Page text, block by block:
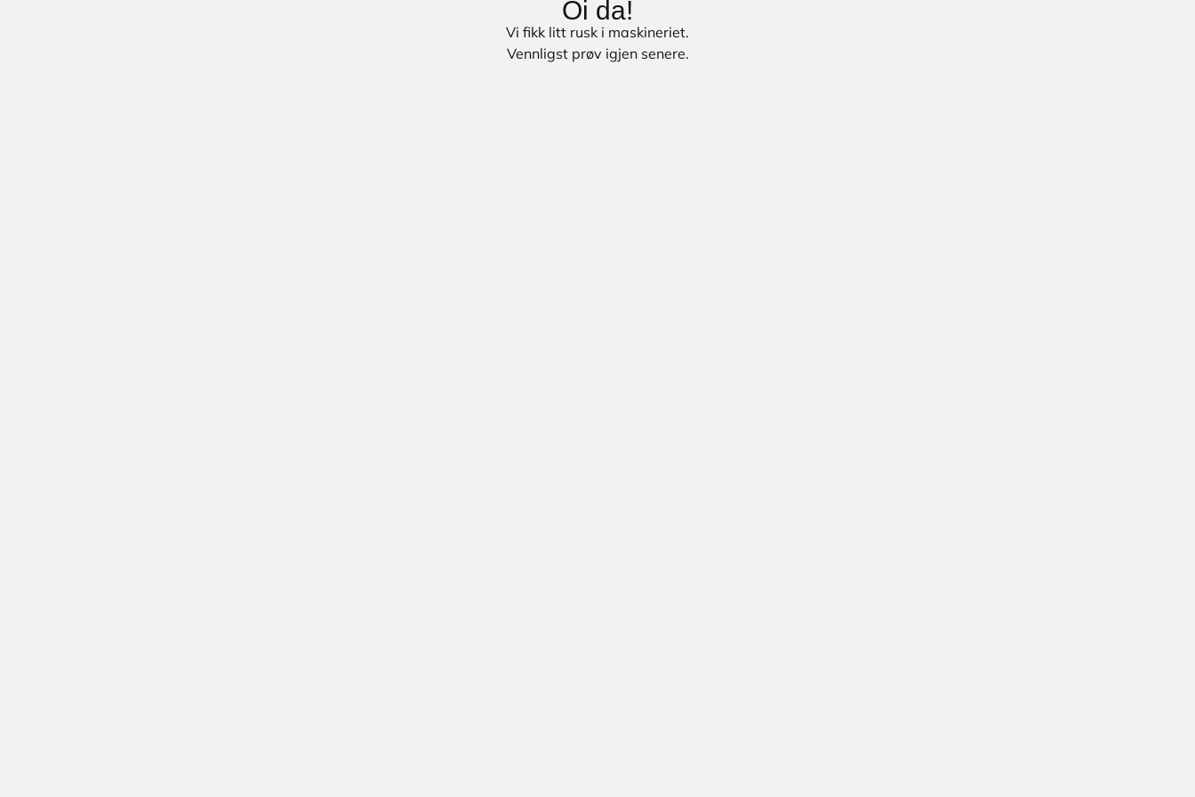
Oi da!
Vi fikk litt rusk i maskineriet.
Vennligst prøv igjen senere.